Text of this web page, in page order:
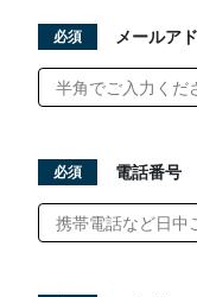
団体 ご依頼パターン
個人 ご依頼パター
MACCS
食品検査
必須 メールア
必須 電話番号